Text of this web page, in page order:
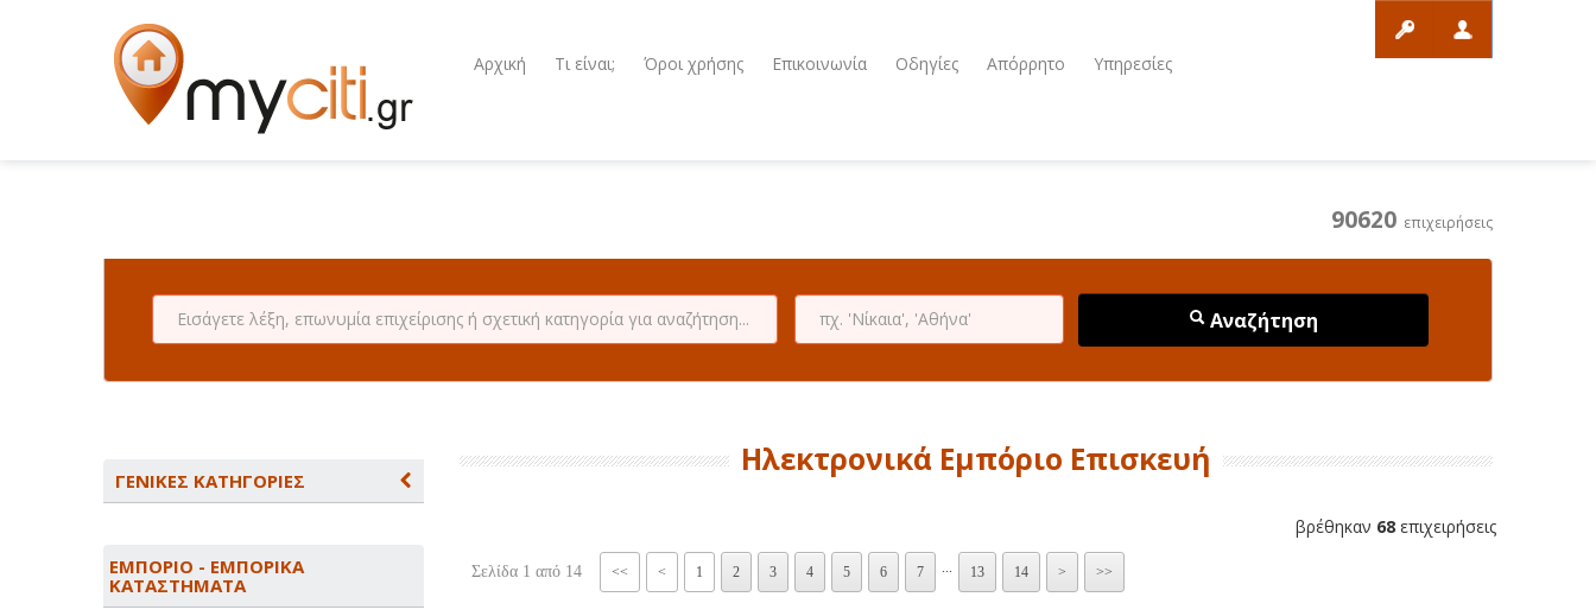
Αρχική Τι είναι; Όροι χρήσης Επικοινωνία Οδηγίες Απόρρητο Υπηρεσίες
90620 επιχειρήσεις
Αναζήτηση
ΓΕΝΙΚΕΣ ΚΑΤΗΓΟΡΙΕΣ
ΑΘΛΗΤΙΣΜΟΣ
ΕΜΠΟΡΙΟ - ΕΜΠΟΡΙΚΑ
ΚΑΤΑΣΤΗΜΑΤΑ
Ηλεκτρονικά Εμπόριο Επισκευή
βρέθηκαν 68 επιχειρήσεις
Σελίδα 1 από 14 << < 1 2 3 4 5 6 7 ... 13 14 > >>